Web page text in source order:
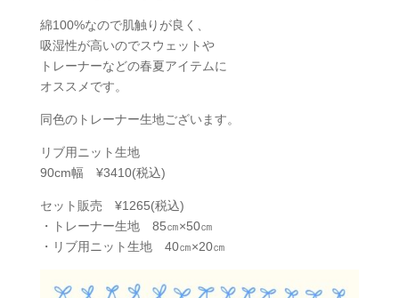
綿100%なので肌触りが良く、
吸湿性が高いのでスウェットや
トレーナーなどの春夏アイテムに
オススメです。
同色のトレーナー生地ございます。
リブ用ニット生地
90cm幅 ¥3410(税込)
セット販売 ¥1265(税込)
・トレーナー生地 85㎝×50㎝
・リブ用ニット生地 40㎝×20㎝